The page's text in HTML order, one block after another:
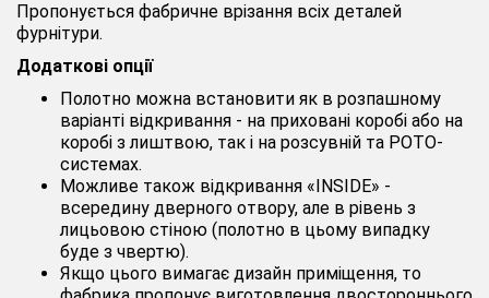
Пропонується фабричне врізання всіх деталей
фурнітури.
Додаткові опції
Полотно можна встановити як в розпашному
варіанті відкривання - на приховані коробі або на
коробі з лиштвою, так і на розсувній та РОТО-
системах.
Можливе також відкривання «INSIDE» -
всередину дверного отвору, але в рівень з
лицьовою стіною (полотно в цьому випадку
буде з чвертю).
Якщо цього вимагає дизайн приміщення, то